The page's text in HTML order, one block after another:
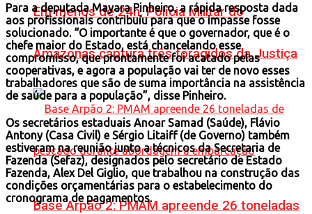
Em menos de 24h, Polícia Militar do
Amazonas captura três foragidos da Justiça
Base Arpão 2: PMAM apreende 26 toneladas
Para a deputada Mayara Pinheiro, a rápida resposta dada
aos profissionais contribuiu para que o impasse fosse
solucionado. “O importante é que o governador, que é o
chefe maior do Estado, está chancelando esse
compromisso, que prontamente foi acatado pelas
cooperativas, e agora a população vai ter de novo esses
trabalhadores que são de suma importância na assistência
de saúde para a população”, disse Pinheiro.
Os secretários estaduais Anoar Samad (Saúde), Flávio
Antony (Casa Civil) e Sérgio Litaiff (de Governo) também
estiveram na reunião junto a técnicos da Secretaria de
Fazenda (Sefaz), designados pelo secretário de Estado
Fazenda, Alex Del Giglio, que trabalhou na construção das
condições orçamentárias para o estabelecimento do
cronograma de pagamentos.